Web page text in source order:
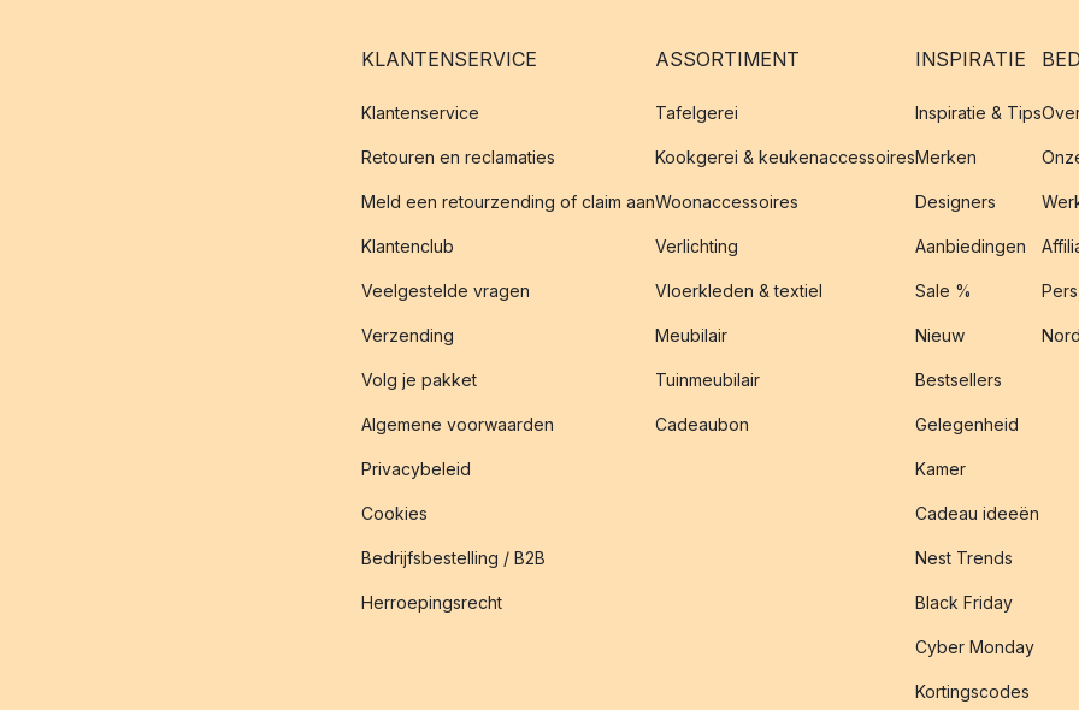
KLANTENSERVICE
Klantenservice
Retouren en reclamaties
Meld een retourzending of claim aan
Klantenclub
Veelgestelde vragen
Verzending
Volg je pakket
Algemene voorwaarden
Privacybeleid
Cookies
Bedrijfsbestelling / B2B
Herroepingsrecht
ASSORTIMENT
Tafelgerei
Kookgerei & keukenaccessoires
Woonaccessoires
Verlichting
Vloerkleden & textiel
Meubilair
Tuinmeubilair
Cadeaubon
INSPIRATIE
Inspiratie & Tips
Merken
Designers
Aanbiedingen
Sale %
Nieuw
Bestsellers
Gelegenheid
Kamer
Cadeau ideeën
Nest Trends
Black Friday
Cyber Monday
Kortingscodes
Pers